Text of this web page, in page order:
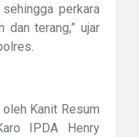
perkara
dan terang,” ujar
Kanit Resum
IPDA Henry